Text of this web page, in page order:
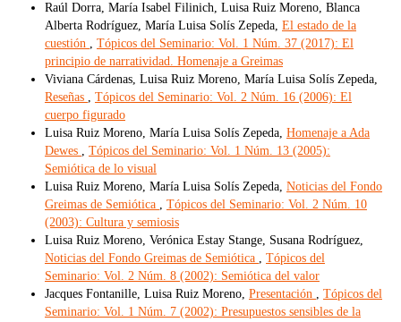
Raúl Dorra, María Isabel Filinich, Luisa Ruiz Moreno, Blanca
Alberta Rodríguez, María Luisa Solís Zepeda, El estado de la
cuestión , Tópicos del Seminario: Vol. 1 Núm. 37 (2017): El
principio de narratividad. Homenaje a Greimas
Viviana Cárdenas, Luisa Ruiz Moreno, María Luisa Solís Zepeda,
Reseñas , Tópicos del Seminario: Vol. 2 Núm. 16 (2006): El
cuerpo figurado
Luisa Ruiz Moreno, María Luisa Solís Zepeda, Homenaje a Ada
Dewes , Tópicos del Seminario: Vol. 1 Núm. 13 (2005):
Semiótica de lo visual
Luisa Ruiz Moreno, María Luisa Solís Zepeda, Noticias del Fondo
Greimas de Semiótica , Tópicos del Seminario: Vol. 2 Núm. 10
(2003): Cultura y semiosis
Luisa Ruiz Moreno, Verónica Estay Stange, Susana Rodríguez,
Noticias del Fondo Greimas de Semiótica , Tópicos del
Seminario: Vol. 2 Núm. 8 (2002): Semiótica del valor
Jacques Fontanille, Luisa Ruiz Moreno, Presentación , Tópicos del
Seminario: Vol. 1 Núm. 7 (2002): Presupuestos sensibles de la